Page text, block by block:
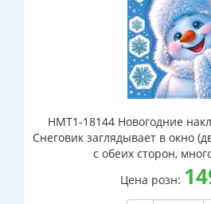
НМТ1-18144 Новогодние
Снеговик заглядывает в окно
с обеих сторон,
Цена розн: